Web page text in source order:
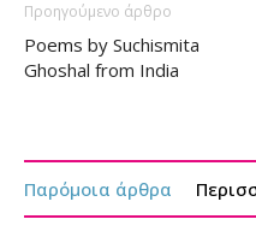
Προηγούμενο άρθρο
Poems by Suchismita
Ghoshal from India
Παρόμοια άρθρα